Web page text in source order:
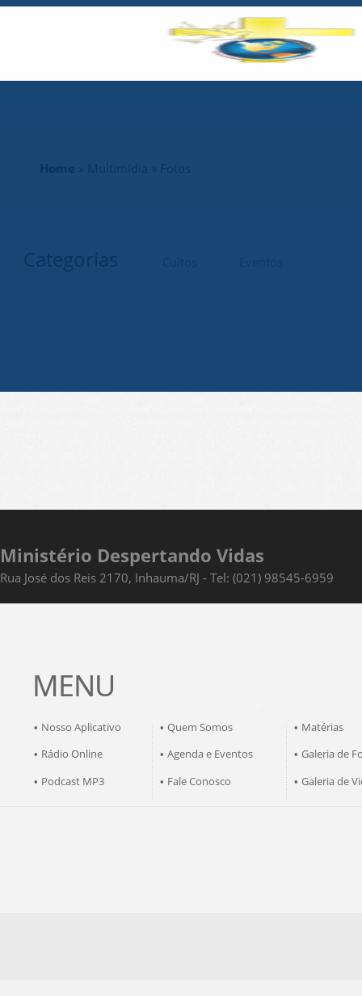
Ministério Despertando Vidas
Rua José dos Reis 2170, Inhauma/RJ - Tel: (021) 98545-6959
MENU
• Nosso Aplicativo • Quem Somos • Matérias
• Rádio Online • Agenda e Eventos • Galeria de
• Podcast MP3 • Fale Conosco • Galeria de